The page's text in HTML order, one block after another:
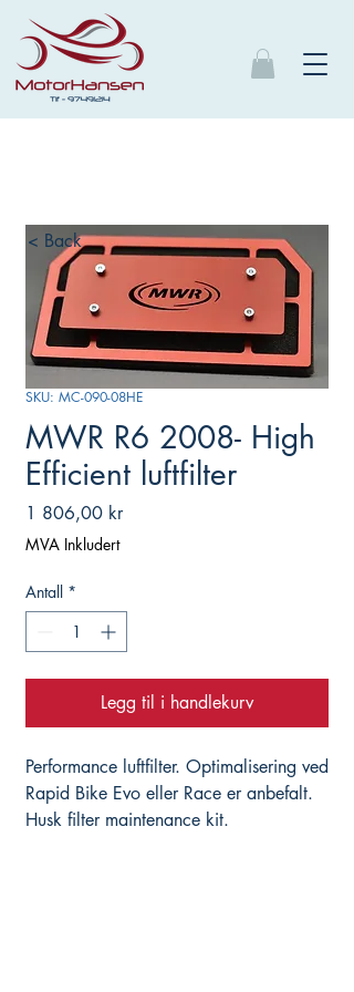
SKU: MC-090-08HE
MWR R6 2008- High
Efficient luftfilter
1 806,00 krPris
MVA Inkludert
Antall *
Legg til i handlekurv
Performance luftfilter. Optimalisering ved
Rapid Bike Evo eller Race er anbefalt.
Husk filter maintenance kit.
< Back